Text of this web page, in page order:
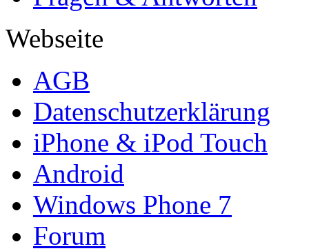
Webseite
AGB
Datenschutzerklärung
iPhone & iPod Touch
Android
Windows Phone 7
Forum